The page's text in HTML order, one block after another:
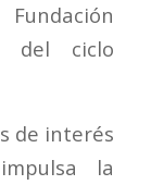
del ciclo
de interés
la